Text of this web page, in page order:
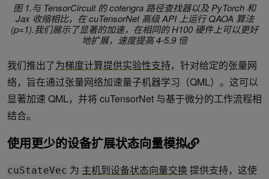
图 1.与 TensorCircuit 的 cotengra 路径查找器以及 PyTorch 和
Jax 收缩相比，在 cuTensorNet 高级 API 上运行 QAOA 算法
(p=1).我们展示了显著的加速，在相同的 H100 硬件上可以更好
地扩展，速度提高 4-5.9 倍
我们推出了为梯度计算提供实验性支持，针对给定的张量网
络，旨在通过张量网络加速量子机器学习（QML）。这可以
显著加速 QML，并将 cuTensorNet 与基于微分的工作流程相
结合。
使用更少的设备扩展状态向量模拟
cuStateVec 为 主机到设备状态向量交换 提供支持，这使